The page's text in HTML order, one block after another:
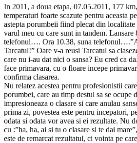
In 2011, a doua etapa, 07.05.2011, 177
temperaturi foarte scazute pentru aceasta
astepta porumbeii fiind plecat din localitate
varul meu cu care sunt in tandem. Lansare
telefonul…. Ora 10.38, suna
Tarcatul!” Oare v-a reusi Tarcatul sa
care nu i-au dat nici o sansa? Eu cred ca
face primavara, cu o floare incepe
confirma clasarea.
Nu relatez acestea pentru profesionistii
porumbei, care au timp destul sa se ocupe
impresioneaza o clasare si care anulau
prima zi, povestea este pentru incepatori,
odata si odata vor avea si ei rezultate. Nu
cu :”ha, ha, ai si tu o clasare si te dai
este de remarcat rezultatul, ci vointa pe